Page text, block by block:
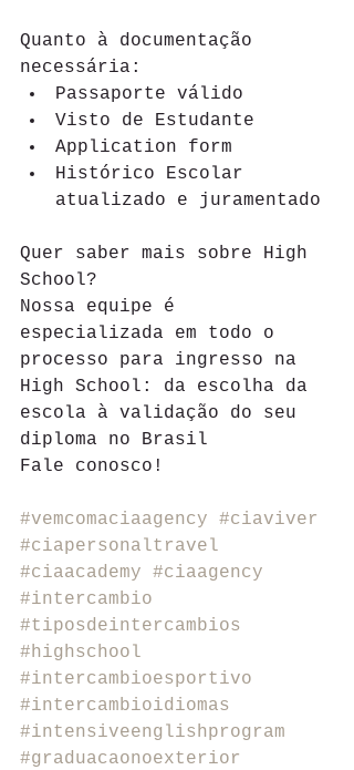
Quanto à documentação
necessária:
Passaporte válido
Visto de Estudante
Application form
Histórico Escolar
atualizado e juramentado
Quer saber mais sobre High
School?
Nossa equipe é
especializada em todo o
processo para ingresso na
High School: da escolha da
escola à validação do seu
diploma no Brasil
Fale conosco!
#vemcomaciaagency
#ciaviver
#ciapersonaltravel
#ciaacademy
#ciaagency
#intercambio
#tiposdeintercambios
#highschool
#intercambioesportivo
#intercambioidiomas
#intensiveenglishprogram
#graduacaonoexterior